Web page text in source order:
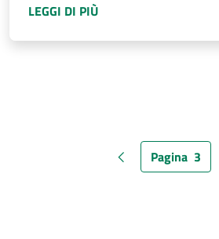
LEGGI DI PIÙ
Pagina precedente
Pagina
Pagina 3